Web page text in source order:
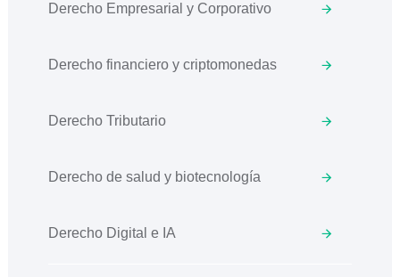
Derecho Empresarial y Corporativo
Derecho financiero y criptomonedas
Derecho Tributario
Derecho de salud y biotecnología
Derecho Digital e IA